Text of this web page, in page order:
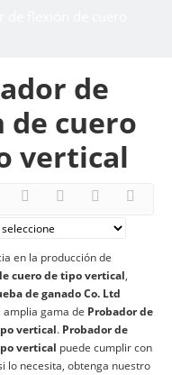
de
cuero
vertical
en la producción de
cuero de tipo vertical,
de ganado Co. Ltd
gama de Probador de
vertical. Probador de
vertical puede cumplir con
lo necesita, obtenga nuestro